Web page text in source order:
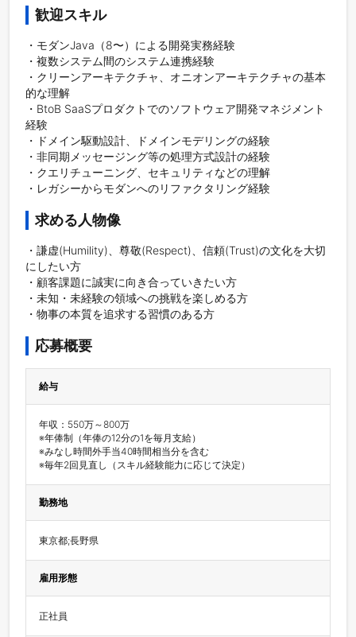
歓迎スキル
・モダンJava（8〜）による開発実務経験
・複数システム間のシステム連携経験
・クリーンアーキテクチャ、オニオンアーキテクチャの基本
的な理解
・BtoB SaaSプロダクトでのソフトウェア開発マネジメント
経験
・ドメイン駆動設計、ドメインモデリングの経験
・非同期メッセージング等の処理方式設計の経験
・クエリチューニング、セキュリティなどの理解
求める人物像
・謙虚(Humility)、尊敬(Respect)、信頼(Trust)の文化を大切
にしたい方
・顧客課題に誠実に向き合っていきたい方
・未知・未経験の領域への挑戦を楽しめる方
・物事の本質を追求する習慣のある方
応募概要
給与
年収：550万～800万
※年俸制（年俸の12分の1を毎月支給）
※みなし時間外手当40時間相当分を含む
※毎年2回見直し（スキル経験能力に応じて決定）
勤務地
東京都;長野県
雇用形態
正社員